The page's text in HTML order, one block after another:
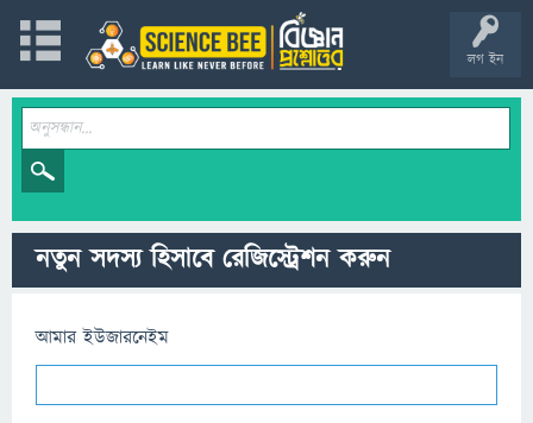
লগ ইন
নতুন সদস্য হিসাবে রেজিস্ট্রেশন করুন
আমার ইউজারনেইম